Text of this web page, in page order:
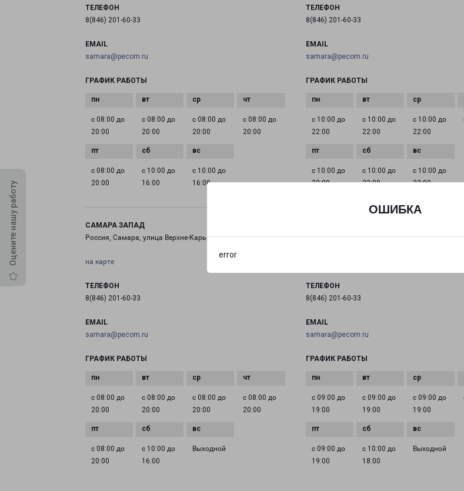
ОШИБКА
error
Оцените нашу работу
ТЕЛЕФОН
8(846) 201-60-33
EMAIL
samara@pecom.ru
ГРАФИК РАБОТЫ
с 08:00 до
20:00
с 08:00 до
20:00
с 08:00 до
20:00
с 08:00 до
20:00
с 08:00 до
20:00
с 10:00 до
16:00
с 10:00 до
16:00
ТЕЛЕФОН
8(846) 201-60-33
EMAIL
samara@pecom.ru
ГРАФИК РАБОТЫ
с 10:00 до
22:00
с 10:00 до
22:00
с 10:00 до
22:00
с 10:00 до
22:00
с 10:00 до
22:00
с 10:00 до
22:00
САМАРА ЗАПАД
Россия, Самара, улица Верхне-Карьерная, 3В
на карте
ТЕЛЕФОН
8(846) 201-60-33
EMAIL
samara@pecom.ru
ГРАФИК РАБОТЫ
с 08:00 до
20:00
с 08:00 до
20:00
с 08:00 до
20:00
с 08:00 до
20:00
с 08:00 до
20:00
с 10:00 до
16:00
Выходной
город Самара, улица Нагорная, 143
ТЕЛЕФОН
8(846) 201-60-33
EMAIL
samara@pecom.ru
ГРАФИК РАБОТЫ
с 09:00 до
19:00
с 09:00 до
19:00
с 09:00 до
19:00
с 09:00 до
19:00
с 10:00 до
18:00
Выходной